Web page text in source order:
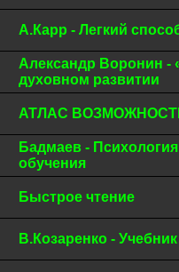
А.Карр - Легкий
Александр Воронин -
духовном развитии
АТЛАС
Бадмаев -
обучения
Быстрое чтение
В.Козаренко -